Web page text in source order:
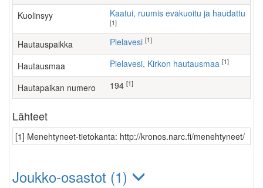
Kuolinsyy Kaatui, ruumis evakuoitu ja haudattu
[1]
Hautauspaikka Pielavesi [1]
Hautausmaa Pielavesi, Kirkon hautausmaa [1]
Hautapaikan numero 194 [1]
Lähteet
[1] Menehtyneet-tietokanta: http://kronos.narc.fi/menehtyneet/
Joukko-osastot (1)